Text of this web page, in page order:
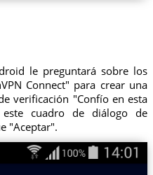
le preguntará sobre los
Connect" para crear una
verificación "Confío en esta
cuadro de diálogo de
"Aceptar".